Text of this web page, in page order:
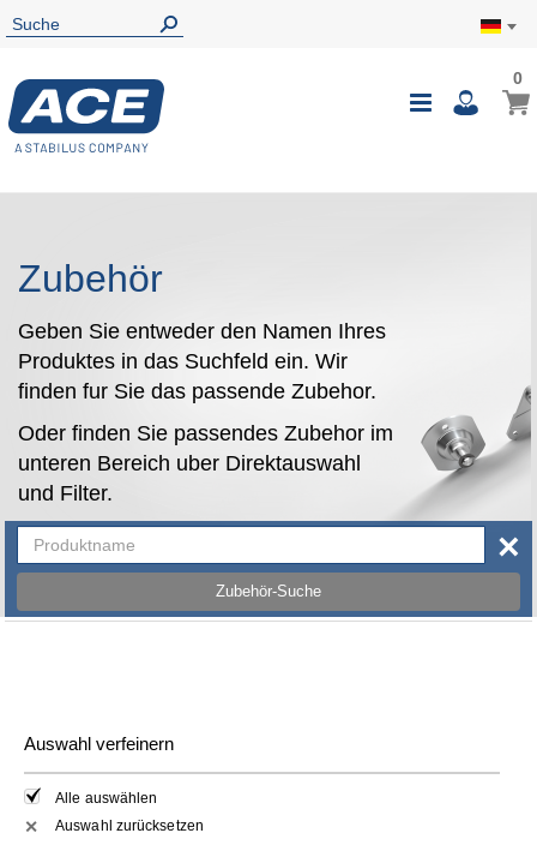
00
Zubehör
Geben Sie entweder den Namen Ihres
Produktes in das Suchfeld ein. Wir
finden fur Sie das passende Zubehor.
Oder finden Sie passendes Zubehor im
unteren Bereich uber Direktauswahl
und Filter.
Zubehör-Suche
×
Auswahl verfeinern
Alle auswählen
✕ Auswahl zurücksetzen